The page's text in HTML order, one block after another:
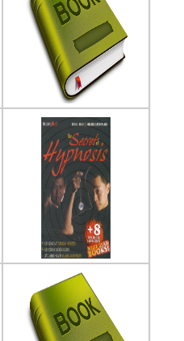
Penerbit :penebar plus+
Th.Terbit :2009
Undang-Undang Perumahan
Dan Kawasan
Penulis :Pustaka Yustisia
Penerbit :Pustaka Yustisia
Th.Terbit :2011